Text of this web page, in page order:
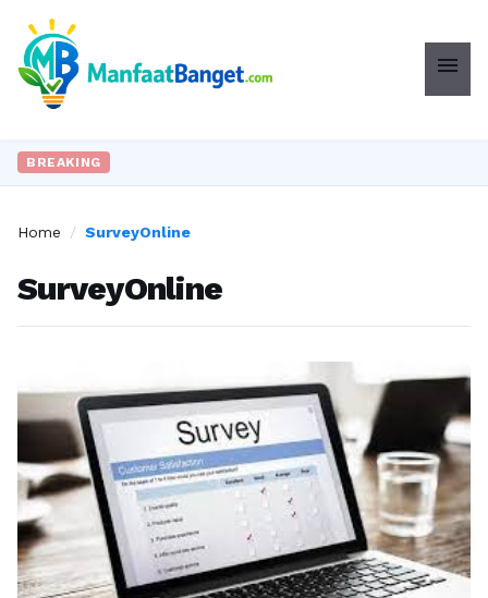
menu
BREAKING
Home / SurveyOnline
SurveyOnline